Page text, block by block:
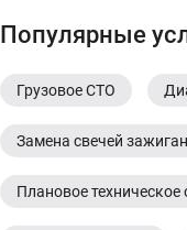
Популярные
Грузовое СТО
Замена свечей
Плановое